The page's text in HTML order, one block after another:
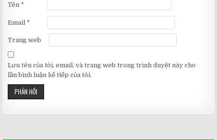
Tên *
Email *
Trang web
Lưu tên của tôi, email, và trang web trong trình duyệt này cho
lần bình luận kế tiếp của tôi.